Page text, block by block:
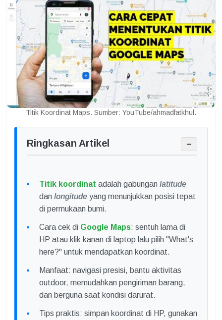
Titik Koordinat Maps. Sumber: YouTube/ahmadfatkhul.
Ringkasan Artikel −
Titik koordinat adalah gabungan latitude
dan longitude yang menunjukkan posisi tepat
di permukaan bumi.
Cara cek di Google Maps: sentuh lama di
HP atau klik kanan di laptop lalu pilih "What's
here?" untuk mendapatkan koordinat.
Manfaat: navigasi presisi, bantu aktivitas
outdoor, memudahkan pengiriman barang,
dan berguna saat kondisi darurat.
Tips praktis: simpan koordinat di HP, gunakan